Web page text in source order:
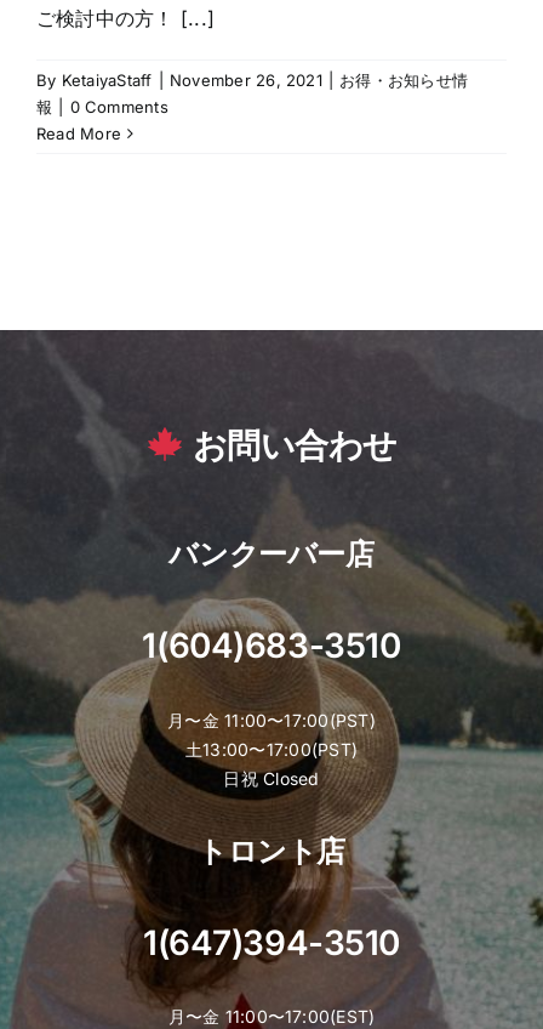
ご検討中の方！ [...]
By KetaiyaStaff November 26, 2021
お得・お知らせ情
報
0 Comments
Read More
お問い合わせ
バンクーバー店
1(604)683-3510
月〜金 11:00〜17:00(PST)
土13:00〜17:00(PST)
日祝 Closed
トロント店
1(647)394-3510
月〜金 11:00〜17:00(EST)